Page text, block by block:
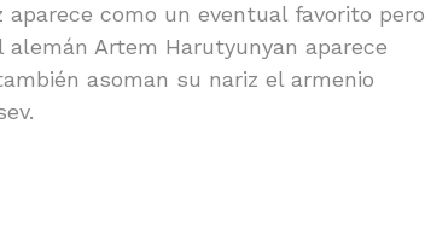
como un eventual favorito pero
Artem Harutyunyan aparece
asoman su nariz el armenio